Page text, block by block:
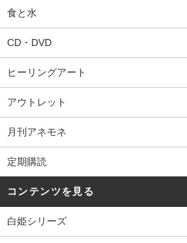
食と水
CD・DVD
ヒーリングアート
アウトレット
月刊アネモネ
定期購読
コンテンツを見る
白姫シリーズ